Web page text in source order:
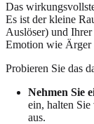
Das
Es ist der kleine
Auslöser) und
Emotion wie Ärger
Probieren Sie das
Nehmen Sie
ein, halten Sie
aus.